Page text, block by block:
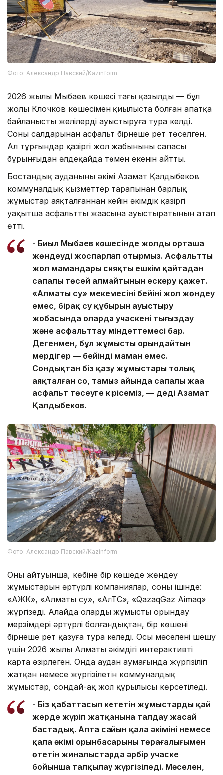
Фото: Александр Павский/Kazinform
2026 жылы Мыңбаев көшесі тағы қазылды — бұл
жолы Клочков көшесімен қиылыста болған апатқа
байланысты желілерді ауыстыруға тура келді.
Соның салдарынан асфальт бірнеше рет төселген.
Ал тұрғындар қазіргі жол жабынының сапасы
бұрынғыдан әлдеқайда төмен екенін айтты.
Бостандық ауданының әкімі Азамат Қалдыбеков
коммуналдық қызметтер тарапынан барлық
жұмыстар аяқталғаннан кейін әкімдік қазіргі
уақытша асфальтты жаңасына ауыстыратынын атап
өтті.
- Биыл Мыңбаев көшесінде жолды орташа
жөндеуді жоспарлап отырмыз. Асфальтты
жол мамандары сияқты ешкім қайтадан
сапалы төсей алмайтынын ескеру қажет.
«Алматы су» мекемесінің бейіні жол жөндеу
емес, бірақ су құбырын ауыстыру
жобасында оларда учаскені тығыздау
және асфальттау міндеттемесі бар.
Дегенмен, бұл жұмысты орындайтын
мердігер — бейінді маман емес.
Сондықтан біз қазу жұмыстары толық
аяқталған соң, тамыз айында сапалы жаңа
асфальт төсеуге кірісеміз, — деді Азамат
Қалдыбеков.
Фото: Александр Павский/Kazinform
Оның айтуынша, көбіне бір көшеде жөндеу
жұмыстарын әртүрлі компаниялар, соның ішінде:
«АЖК», «Алматы су», «АлТС», «QazaqGaz Aimaq»
жүргізеді. Алайда олардың жұмысты орындау
мерзімдері әртүрлі болғандықтан, бір көшені
бірнеше рет қазуға тура келеді. Осы мәселені шешу
үшін 2026 жылы Алматы әкімдігі интерактивті
карта әзірлеген. Онда аудан аумағында жүргізіліп
жатқан немесе жүргізілетін коммуналдық
жұмыстар, сондай-ақ жол құрылысы көрсетіледі.
- Біз қабаттасып кететін жұмыстардың қай
жерде жүріп жатқанына талдау жасай
бастадық. Апта сайын қала әкімінің немесе
қала әкімі орынбасарының төрағалығымен
өтетін жиналыстарда әрбір учаске
бойынша талқылау жүргізіледі. Мәселен,